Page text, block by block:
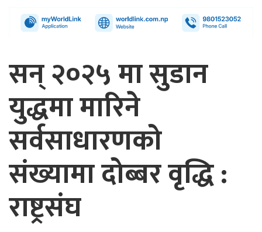
सन् २०२५ मा सुडान
युद्धमा मारिने
सर्वसाधारणको
संख्यामा दोब्बर वृद्धि :
राष्ट्रसंघ